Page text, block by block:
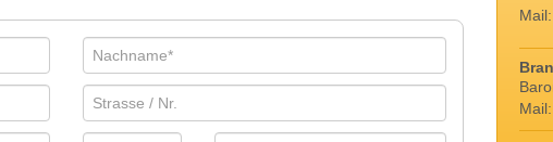
Mail:
Mail: